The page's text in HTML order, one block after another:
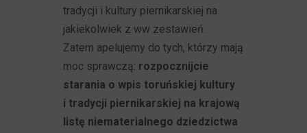
tradycji i kultury piernikarskiej na
jakiekolwiek z ww zestawień.
Zatem apelujemy do tych, którzy mają
moc sprawczą: rozpocznijcie
starania o wpis toruńskiej kultury
i tradycji piernikarskiej na krajową
listę niematerialnego dziedzictwa